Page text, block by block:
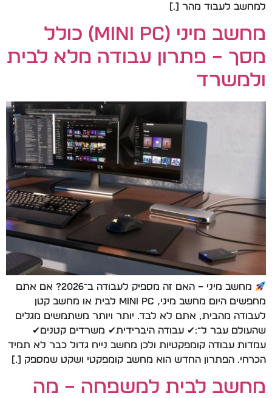
למחשב לעבוד מהר […]
מחשב מיני (Mini PC) כולל
מסך – פתרון עבודה מלא לבית
ולמשרד
מחשב מיני – האם זה מספיק לעבודה ב־2026? אם אתם
מחפשים היום מחשב מיני, mini pc לבית או מחשב קטן
לעבודה מהבית, אתם לא לבד. יותר ויותר משתמשים מגלים
שהעולם עבר ל־:✔ עבודה היברידית✔ משרדים קטנים✔
עמדות עבודה קומפקטיות ולכן מחשב נייח גדול כבר לא תמיד
הכרחי. הפתרון החדש הוא מחשב קומפקטי ושקט שמספק […]
מחשב לבית למשפחה – מה